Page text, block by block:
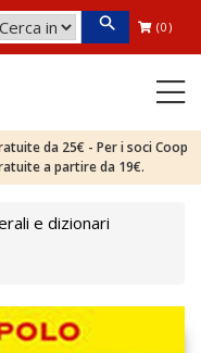
(0)
da 25€ - Per i soci Coop
a partire da 19€.
e dizionari